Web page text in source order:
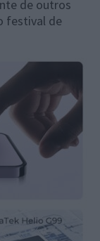
de outros
festival de